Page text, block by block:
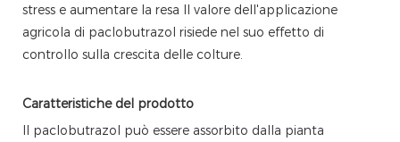
stress e aumentare la resa Il valore dell'applicazione
agricola di paclobutrazol risiede nel suo effetto di
controllo sulla crescita delle colture.
Caratteristiche del prodotto
Il paclobutrazol può essere assorbito dalla pianta